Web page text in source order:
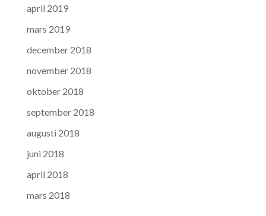
april 2019
mars 2019
december 2018
november 2018
oktober 2018
september 2018
augusti 2018
juni 2018
april 2018
mars 2018